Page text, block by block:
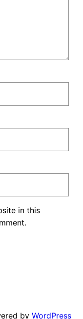
in this
by WordPress